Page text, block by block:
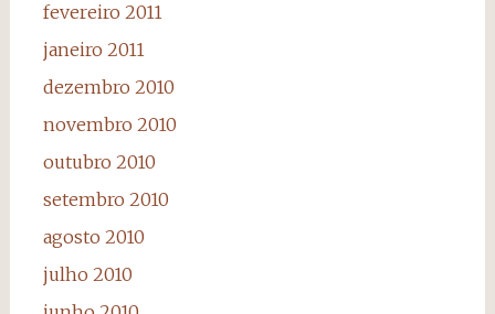
fevereiro 2011
janeiro 2011
dezembro 2010
novembro 2010
outubro 2010
setembro 2010
agosto 2010
julho 2010